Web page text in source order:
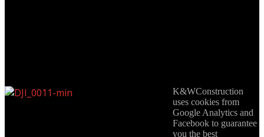
K&WConstruction
uses cookies from
Google Analytics and
Facebook to guarantee
you the best